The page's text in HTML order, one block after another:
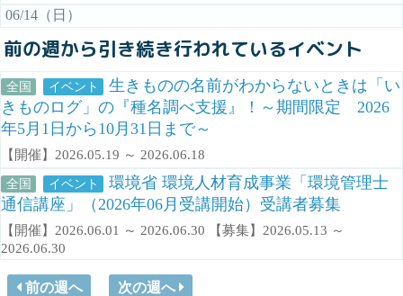
06/14（日）
前の週から引き続き行われているイベント
全国 イベント
生きものの名前がわからないときは「い
きものログ」の『種名調べ支援』！～期間限定 2026
年5月1日から10月31日まで～
【開催】2026.05.19 ～ 2026.06.18
全国 イベント
環境省 環境人材育成事業「環境管理士
通信講座」（2026年06月受講開始）受講者募集
【開催】2026.06.01 ～ 2026.06.30 【募集】2026.05.13 ～
2026.06.30
前の週へ 次の週へ